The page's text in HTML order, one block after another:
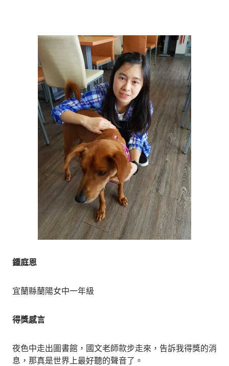
鍾庭恩
宜蘭縣蘭陽女中一年級
得獎感言
夜色中走出圖書館，國文老師款步走來，告訴我得獎的消
息，那真是世界上最好聽的聲音了。